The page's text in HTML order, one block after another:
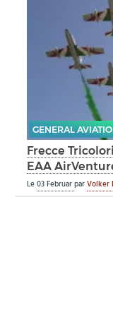
GENERAL
Frecce
EAA
Le03 FebruarparVolker